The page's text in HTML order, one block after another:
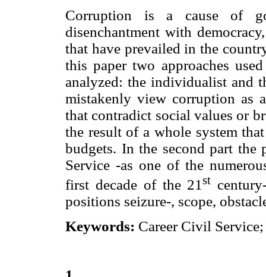
Corruption is a cause of
disenchantment with
that have prevailed in the
this paper two approaches
analyzed: the individualist and
mistakenly view corruption as
that contradict social values or
the result of a whole system
budgets. In the second part the
Service -as one of the
first decade of the 21st
positions seizure-, scope,
Keywords: Career Civil